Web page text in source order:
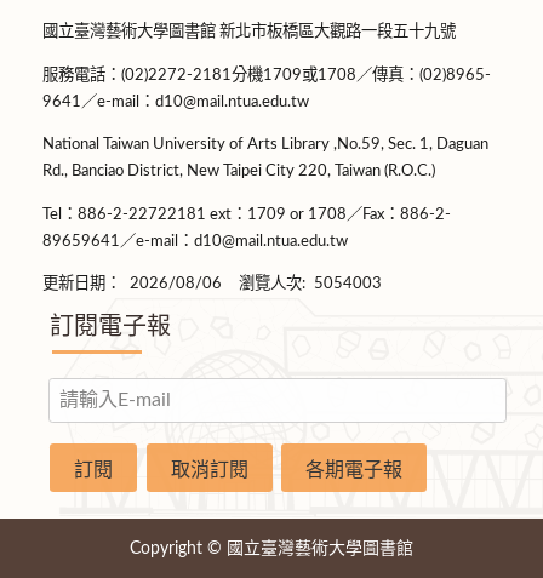
國立臺灣藝術大學圖書館 新北市板橋區大觀路一段五十九號
服務電話：(02)2272-2181分機1709或1708／傳真：(02)8965-
9641／e-mail：d10@mail.ntua.edu.tw
National Taiwan University of Arts Library ,No.59, Sec. 1, Daguan
Rd., Banciao District, New Taipei City 220, Taiwan (R.O.C.)
Tel：886-2-22722181 ext：1709 or 1708／Fax：886-2-
89659641／e-mail：d10@mail.ntua.edu.tw
更新日期： 2026/08/06 瀏覽人次: 5054003
訂閱電子報
Copyright © 國立臺灣藝術大學圖書館